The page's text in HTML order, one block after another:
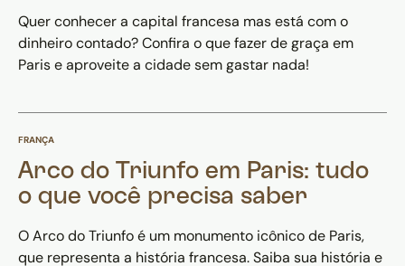
Quer conhecer a capital francesa mas está com o
dinheiro contado? Confira o que fazer de graça em
Paris e aproveite a cidade sem gastar nada!
FRANÇA
Arco do Triunfo em Paris: tudo
o que você precisa saber
O Arco do Triunfo é um monumento icônico de Paris,
que representa a história francesa. Saiba sua história e